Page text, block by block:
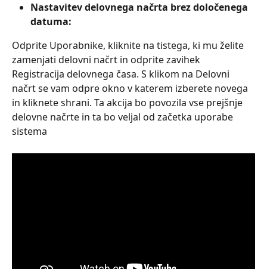
Nastavitev delovnega načrta brez določenega
datuma:
Odprite Uporabnike, kliknite na tistega, ki mu želite
zamenjati delovni načrt in odprite zavihek
Registracija delovnega časa. S klikom na Delovni
načrt se vam odpre okno v katerem izberete novega
in kliknete shrani. Ta akcija bo povozila vse prejšnje
delovne načrte in ta bo veljal od začetka uporabe
sistema